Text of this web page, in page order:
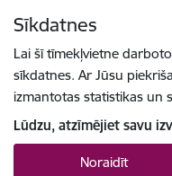
Sīkdatnes
Lai šī tīmekļvietne
sīkdatnes. Ar Jūsu
izmantotas statistikas un
Lūdzu, atzīmējiet savu
Noraidīt